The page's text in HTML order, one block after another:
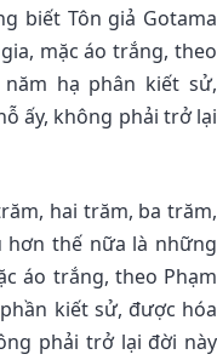
biết Tôn giả Gotama
mặc áo trắng, theo
hạ phân kiết sử,
ấy, không phải trở lại
hai trăm, ba trăm,
hơn thế nữa là những
áo trắng, theo Phạm
kiết sử, được hóa
phải trở lại đời này